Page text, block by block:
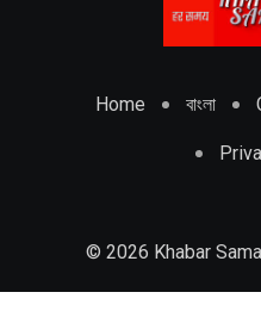
Home বাংলা
© 2026 Khabar